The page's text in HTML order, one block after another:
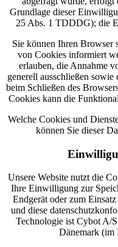
Grundlage dieser
25 Abs. 1 TDDDG); die
Sie können Ihren Browser
von Cookies informiert
erlauben, die Annahme
generell ausschließen
beim Schließen des
Cookies kann die
Welche Cookies und
können Sie dieser
Unsere Website nutzt die
Ihre Einwilligung zur
Endgerät oder zum
und diese
Technologie ist Cybot A/
Dänemark (im